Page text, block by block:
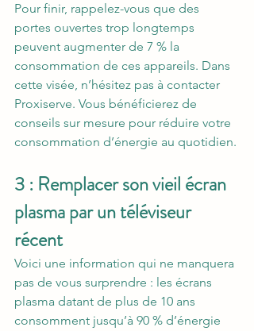
Pour finir, rappelez-vous que des
portes ouvertes trop longtemps
peuvent augmenter de 7 % la
consommation de ces appareils. Dans
cette visée, n’hésitez pas à contacter
Proxiserve. Vous bénéficierez de
conseils sur mesure pour réduire votre
consommation d’énergie au quotidien.
3 : Remplacer son vieil écran
plasma par un téléviseur
récent
Voici une information qui ne manquera
pas de vous surprendre : les écrans
plasma datant de plus de 10 ans
consomment jusqu’à 90 % d’énergie